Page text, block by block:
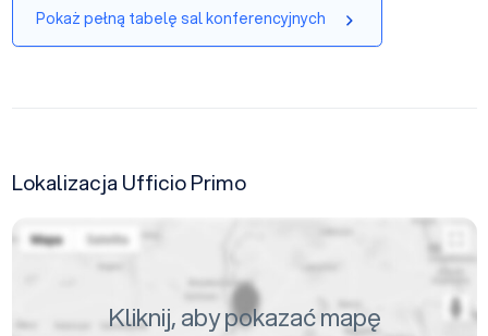
Pokaż pełną tabelę sal konferencyjnych
Lokalizacja Ufficio Primo
Kliknij, aby pokazać mapę